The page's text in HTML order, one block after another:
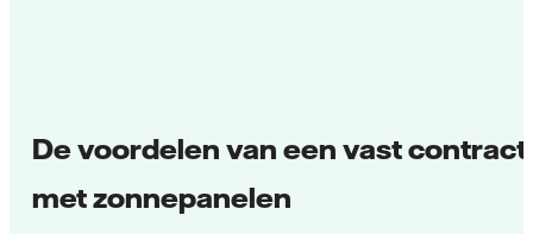
De voordelen van een vast contract
met zonnepanelen